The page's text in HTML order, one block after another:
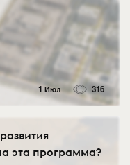
1 Июл 316
эта программа?